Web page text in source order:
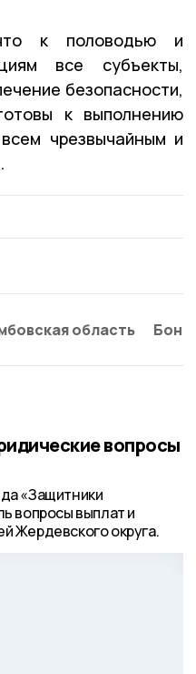
к половодью и
все субъекты,
безопасности,
к выполнению
чрезвычайным и
область
вопросы
«Защитники
вопросы выплат и
Жердевского округа.